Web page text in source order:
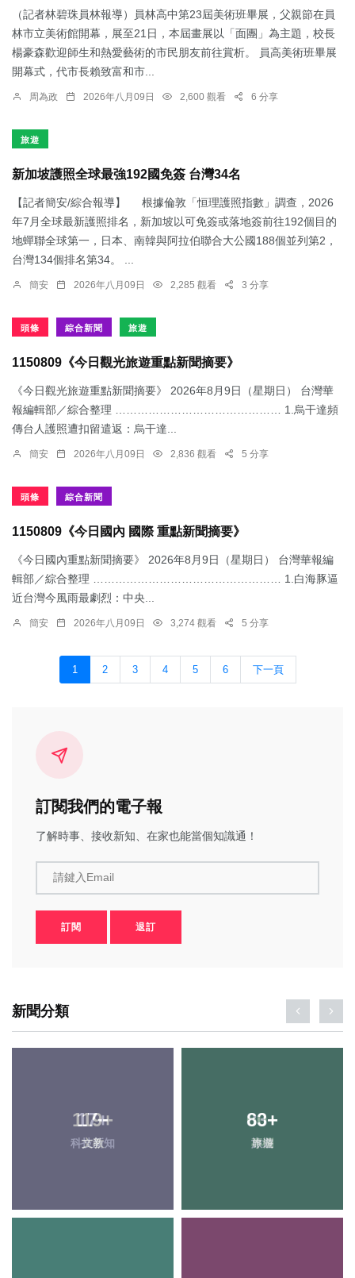
（記者林碧珠員林報導）員林高中第23屆美術班畢展，父親節在員
林市立美術館開幕，展至21日，本屆畫展以「面團」為主題，校長
楊豪森歡迎師生和熱愛藝術的市民朋友前往賞析。 員高美術班畢展
開幕式，代市長賴致富和市...
周為政 2026年八月09日 2,600 觀看 6 分享
旅遊
新加坡護照全球最強192國免簽 台灣34名
【記者簡安/綜合報導】 根據倫敦「恒理護照指數」調查，2026
年7月全球最新護照排名，新加坡以可免簽或落地簽前往192個目的
地蟬聯全球第一，日本、南韓與阿拉伯聯合大公國188個並列第2，
台灣134個排名第34。 ...
簡安 2026年八月09日 2,285 觀看 3 分享
頭條 綜合新聞 旅遊
1150809《今日觀光旅遊重點新聞摘要》
《今日觀光旅遊重點新聞摘要》 2026年8月9日（星期日） 台灣華
報編輯部／綜合整理 ……………………………………… 1.烏干達頻
傳台人護照遭扣留遣返：​烏干達...
簡安 2026年八月09日 2,836 觀看 5 分享
頭條 綜合新聞
1150809《今日國內 國際 重點新聞摘要》
《今日國內重點新聞摘要》 2026年8月9日（星期日） 台灣華報編
輯部／綜合整理 …………………………………………… 1.白海豚逼
近台灣今風雨最劇烈：中央...
簡安 2026年八月09日 3,274 觀看 5 分享
1 2 3 4 5 6 下一頁
訂閱我們的電子報
了解時事、接收新知、在家也能當個知識通！
請鍵入Email
訂閱 退訂
新聞分類
17+
科技新知
83+
旅遊